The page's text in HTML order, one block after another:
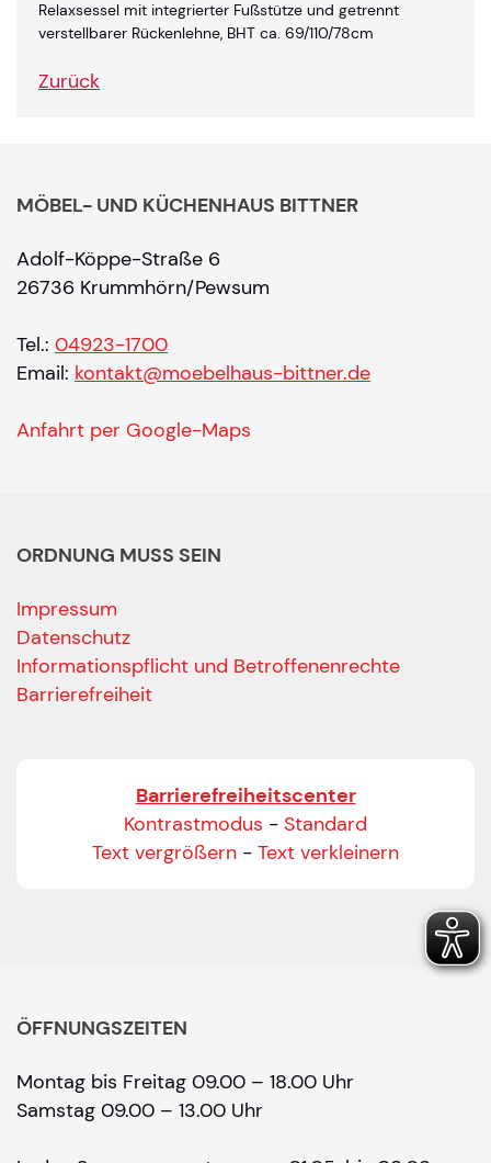
Relaxsessel mit integrierter Fußstütze und getrennt
verstellbarer Rückenlehne, BHT ca. 69/110/78cm
Zurück
MÖBEL- UND KÜCHENHAUS BITTNER
Adolf-Köppe-Straße 6
26736 Krummhörn/Pewsum
Tel.: 04923-1700
Email: kontakt@moebelhaus-bittner.de
Anfahrt per Google-Maps
ORDNUNG MUSS SEIN
Impressum
Datenschutz
Informationspflicht und Betroffenenrechte
Barrierefreiheit
Barrierefreiheitscenter
Kontrastmodus - Standard
Text vergrößern - Text verkleinern
ÖFFNUNGSZEITEN
Montag bis Freitag 09.00 – 18.00 Uhr
Samstag 09.00 – 13.00 Uhr